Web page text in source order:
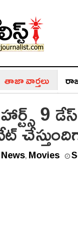
తాజా వార్తలు
9
, Movies